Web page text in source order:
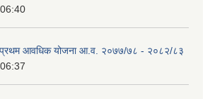
प्रथम आवधिक योजना आ.व. २०७७/७८ - २०८२/८३